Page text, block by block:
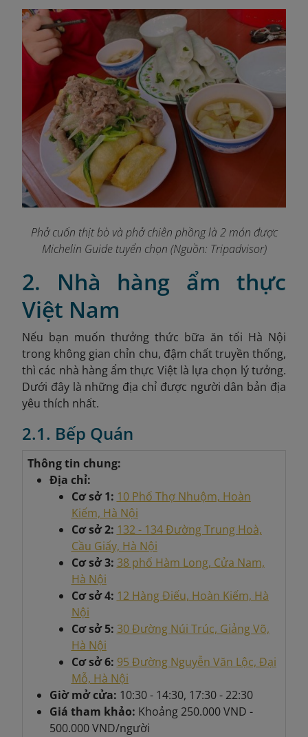
Phở cuốn thịt bò và phở chiên phồng là 2 món được
Michelin Guide tuyển chọn (Nguồn: Tripadvisor)
2. Nhà hàng ẩm thực
Việt Nam
Nếu bạn muốn thưởng thức bữa ăn tối Hà Nội
trong không gian chỉn chu, đậm chất truyền thống,
thì các nhà hàng ẩm thực Việt là lựa chọn lý tưởng.
Dưới đây là những địa chỉ được người dân bản địa
yêu thích nhất.
2.1. Bếp Quán
Thông tin chung:
Địa chỉ:
Cơ sở 1: 10 Phố Thợ Nhuộm, Hoàn
Kiếm, Hà Nội
Cơ sở 2: 132 - 134 Đường Trung Hoà,
Cầu Giấy, Hà Nội
Cơ sở 3: 38 phố Hàm Long, Cửa Nam,
Hà Nội
Cơ sở 4: 12 Hàng Điếu, Hoàn Kiếm, Hà
Nội
Cơ sở 5: 30 Đường Núi Trúc, Giảng Võ,
Hà Nội
Cơ sở 6: 95 Đường Nguyễn Văn Lộc, Đại
Mỗ, Hà Nội
Giờ mở cửa: 10:30 - 14:30, 17:30 - 22:30
Giá tham khảo: Khoảng 250.000 VND -
500.000 VND/người